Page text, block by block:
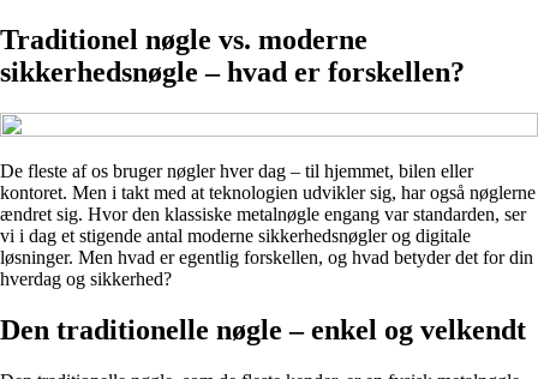
Traditionel nøgle vs. moderne
sikkerhedsnøgle – hvad er forskellen?
De fleste af os bruger nøgler hver dag – til hjemmet, bilen eller
kontoret. Men i takt med at teknologien udvikler sig, har også nøglerne
ændret sig. Hvor den klassiske metalnøgle engang var standarden, ser
vi i dag et stigende antal moderne sikkerhedsnøgler og digitale
løsninger. Men hvad er egentlig forskellen, og hvad betyder det for din
hverdag og sikkerhed?
Den traditionelle nøgle – enkel og velkendt